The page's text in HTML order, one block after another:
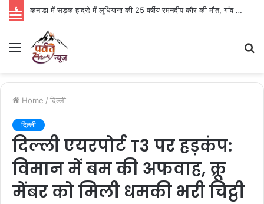
कनाडा में सड़क हादसे में लुधियाना की 25 वर्षीय रमनदीप कौर की मौत, गांव में पसरा मातम
Menu
Home / दिल्ली
दिल्ली
दिल्ली एयरपोर्ट T3 पर हड़कंप:
विमान में बम की अफवाह, क्रू
मेंबर को मिली धमकी भरी चिट्ठी
Parvat Sankalp News